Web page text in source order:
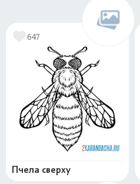
647
Пчела сверху